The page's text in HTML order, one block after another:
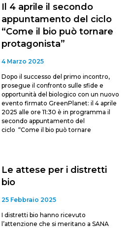
Il 4 aprile il secondo
appuntamento del ciclo
“Come il bio può tornare
protagonista”
4 Marzo 2025
Dopo il successo del primo incontro,
prosegue il confronto sulle sfide e
opportunità del biologico con un nuovo
evento firmato GreenPlanet: il 4 aprile
2025 alle ore 11:30 è in programma il
secondo appuntamento del
ciclo “Come il bio può tornare
Le attese per i distretti
bio
25 Febbraio 2025
I distretti bio hanno ricevuto
l’attenzione che si meritano a SANA